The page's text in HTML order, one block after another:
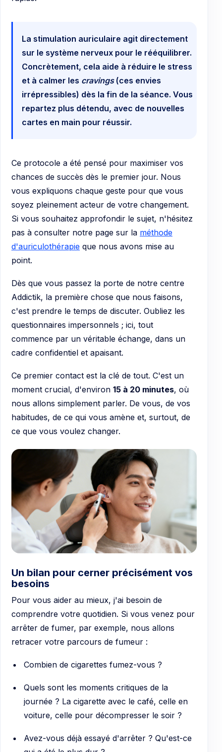
La stimulation auriculaire agit directement
sur le système nerveux pour le rééquilibrer.
Concrètement, cela aide à réduire le stress
et à calmer les cravings(ces envies
irrépressibles) dès la fin de la séance. Vous
repartez plus détendu, avec de nouvelles
cartes en main pour réussir.
Ce protocole a été pensé pour maximiser vos
chances de succès dès le premier jour. Nous
vous expliquons chaque geste pour que vous
soyez pleinement acteur de votre changement.
Si vous souhaitez approfondir le sujet, n'hésitez
pas à consulter notre page sur la méthode
d'auriculothérapie que nous avons mise au
point.
Dès que vous passez la porte de notre centre
Addictik, la première chose que nous faisons,
c'est prendre le temps de discuter. Oubliez les
questionnaires impersonnels ; ici, tout
commence par un véritable échange, dans un
cadre confidentiel et apaisant.
Ce premier contact est la clé de tout. C'est un
moment crucial, d'environ 15 à 20 minutes, où
nous allons simplement parler. De vous, de vos
habitudes, de ce qui vous amène et, surtout, de
ce que vous voulez changer.
Un bilan pour cerner précisément vos
besoins
Pour vous aider au mieux, j'ai besoin de
comprendre votre quotidien. Si vous venez pour
arrêter de fumer, par exemple, nous allons
retracer votre parcours de fumeur :
Combien de cigarettes fumez-vous ?
Quels sont les moments critiques de la
journée ? La cigarette avec le café, celle en
voiture, celle pour décompresser le soir ?
Avez-vous déjà essayé d'arrêter ? Qu'est-ce